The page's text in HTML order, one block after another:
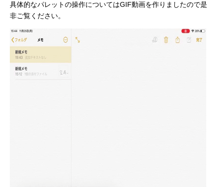
具体的なパレットの操作についてはGIF動画を作りましたので是
非ご覧ください。